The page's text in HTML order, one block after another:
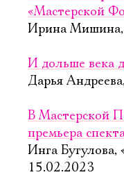
«Мастерской
Ирина Мишина,
И дольше века
Дарья
В Мастерской
премьера
Инга Бугулова,
15.02.2023